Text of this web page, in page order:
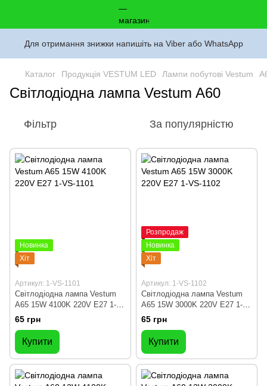
Для отримання знижки напишіть на Viber або WhatsApp
Каталог Продукція VESTUM LED Лампи побутові Vestum
Світлодіодна лампа Vestum A60
Фільтр За популярністю
Новинка
Хіт
Артикул: 1-VS-1101
Світлодіодна лампа Vestum
A65 15W 4100K 220V E27 1-
VS-1101
65 грн
Купити
Розпродаж
Новинка
Хіт
Артикул: 1-VS-1102
Світлодіодна лампа Vestum
A65 15W 3000K 220V E27 1-
VS-1102
65 грн
Купити